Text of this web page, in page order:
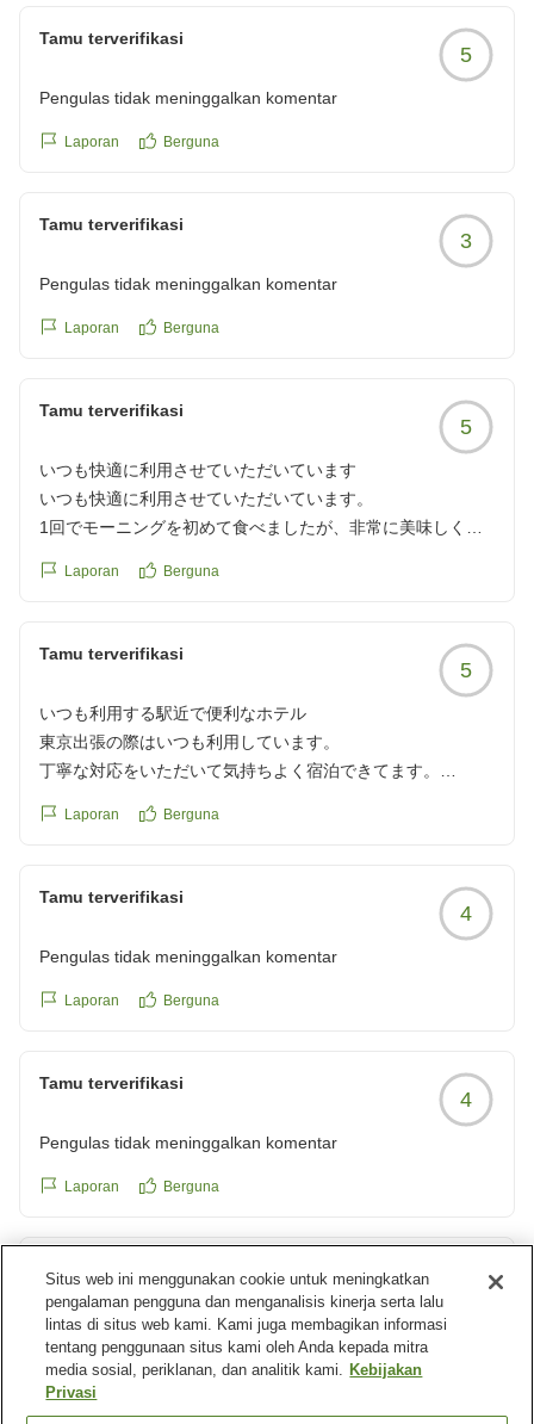
Tamu terverifikasi
5
Pengulas tidak meninggalkan komentar
Laporan Berguna
Tamu terverifikasi
3
Pengulas tidak meninggalkan komentar
Laporan Berguna
Tamu terverifikasi
5
いつも快適に利用させていただいています
いつも快適に利用させていただいています。
1回でモーニングを初めて食べましたが、非常に美味しく満
クチコミの詳細はこちらから
Laporan Berguna
Tamu terverifikasi
5
いつも利用する駅近で便利なホテル
東京出張の際はいつも利用しています。
丁寧な対応をいただいて気持ちよく宿泊できてます。
Laporan Berguna
Tamu terverifikasi
4
Pengulas tidak meninggalkan komentar
Laporan Berguna
Tamu terverifikasi
4
Pengulas tidak meninggalkan komentar
Laporan Berguna
Tamu terverifikasi
コスパ最高ホテル閉館残念
非常にコスパに優れたホテルでした。
閉館されたとのことでとても残念です。
クチコミの詳細はこちらから
Situs web ini menggunakan cookie untuk meningkatkan
pengalaman pengguna dan menganalisis kinerja serta lalu
lintas di situs web kami. Kami juga membagikan informasi
tentang penggunaan situs kami oleh Anda kepada mitra
media sosial, periklanan, dan analitik kami. Kebijakan
Privasi